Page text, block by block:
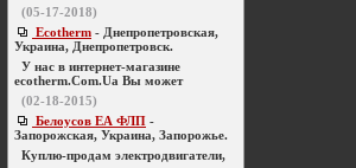
(05-17-2018)
Ecotherm - Днепропетровская,
Украина, Днепропетровск.
У нас в интернет-магазине
ecotherm.Com.Ua Вы может
(02-18-2015)
Белоусов ЕА ФЛП -
Запорожская, Украина, Запорожье.
Куплю-продам электродвигатели,